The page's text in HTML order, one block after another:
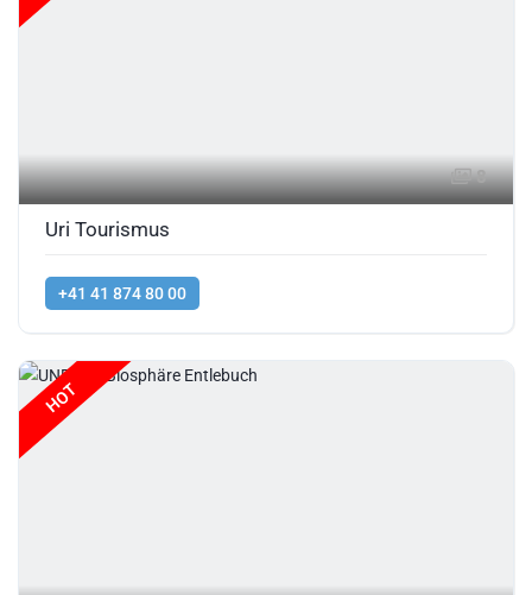
8
Uri Tourismus
+41 41 874 80 00
HOT